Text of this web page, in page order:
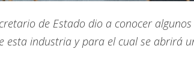
de Estado dio a conocer
esta industria y para el cual se abrirá